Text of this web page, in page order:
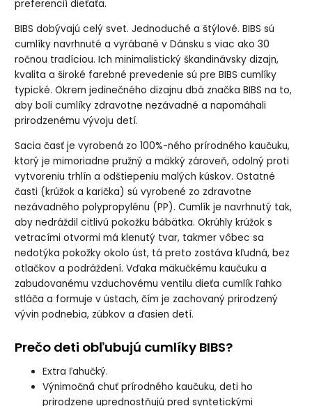
preferencií dieťaťa.
BIBS dobývajú celý svet. Jednoduché a štýlové. BIBS sú
cumlíky navrhnuté a vyrábané v Dánsku s viac ako 30
ročnou tradíciou. Ich minimalistický škandinávsky dizajn,
kvalita a široké farebné prevedenie sú pre BIBS cumlíky
typické. Okrem jedinečného dizajnu dbá značka BIBS na to,
aby boli cumlíky zdravotne nezávadné a napomáhali
prirodzenému vývoju detí.
Sacia časť je vyrobená zo 100%-ného prírodného kaučuku,
ktorý je mimoriadne pružný a mäkký zároveň, odolný proti
vytvoreniu trhlín a odštiepeniu malých kúskov. Ostatné
časti (krúžok a karička) sú vyrobené zo zdravotne
nezávadného polypropylénu (PP). Cumlík je navrhnutý tak,
aby nedráždil citlivú pokožku bábätka. Okrúhly krúžok s
vetracími otvormi má klenutý tvar, takmer vôbec sa
nedotýka pokožky okolo úst, tá preto zostáva kľudná, bez
otlačkov a podráždení. Vďaka mäkučkému kaučuku a
zabudovanému vzduchovému ventilu dieťa cumlík ľahko
stláča a formuje v ústach, čím je zachovaný prirodzený
vývin podnebia, zúbkov a ďasien detí.
Prečo deti obľubujú cumlíky BIBS?
Extra ľahučký.
Výnimočná chuť prírodného kaučuku, deti ho
prirodzene uprednostňujú pred syntetickými